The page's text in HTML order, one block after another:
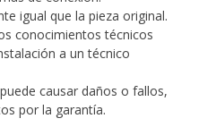
igual que la pieza original.
conocimientos técnicos
a un técnico
causar daños o fallos,
por la garantía.